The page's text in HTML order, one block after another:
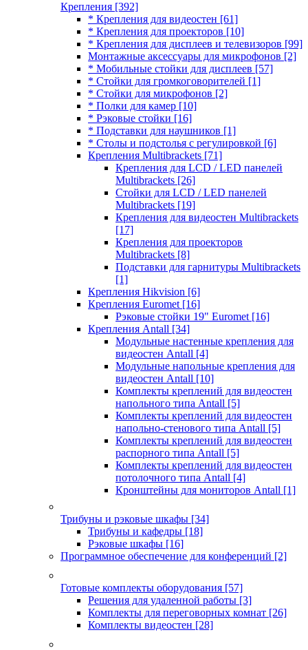
Крепления [392]
* Крепления для видеостен [61]
* Крепления для проекторов [10]
* Крепления для дисплеев и телевизоров [99]
Монтажные аксессуары для микрофонов [2]
* Мобильные стойки для дисплеев [57]
* Стойки для громкоговорителей [1]
* Стойки для микрофонов [2]
* Полки для камер [10]
* Рэковые стойки [16]
* Подставки для наушников [1]
* Столы и подстолья с регулировкой [6]
Крепления Multibrackets [71]
Крепления для LCD / LED панелей
Multibrackets [26]
Стойки для LCD / LED панелей
Multibrackets [19]
Крепления для видеостен Multibrackets
[17]
Крепления для проекторов
Multibrackets [8]
Подставки для гарнитуры Multibrackets
[1]
Крепления Hikvision [6]
Крепления Euromet [16]
Рэковые стойки 19" Euromet [16]
Крепления Antall [34]
Модульные настенные крепления для
видеостен Antall [4]
Модульные напольные крепления для
видеостен Antall [10]
Комплекты креплений для видеостен
напольного типа Antall [5]
Комплекты креплений для видеостен
напольно-стенового типа Antall [5]
Комплекты креплений для видеостен
распорного типа Antall [5]
Комплекты креплений для видеостен
потолочного типа Antall [4]
Кронштейны для мониторов Antall [1]
Трибуны и рэковые шкафы [34]
Трибуны и кафедры [18]
Рэковые шкафы [16]
Программное обеспечение для конференций [2]
Готовые комплекты оборудования [57]
Решения для удаленной работы [3]
Комплекты для переговорных комнат [26]
Комплекты видеостен [28]